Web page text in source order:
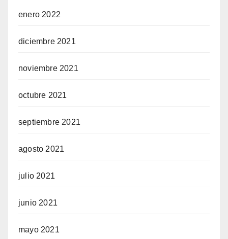
enero 2022
diciembre 2021
noviembre 2021
octubre 2021
septiembre 2021
agosto 2021
julio 2021
junio 2021
mayo 2021